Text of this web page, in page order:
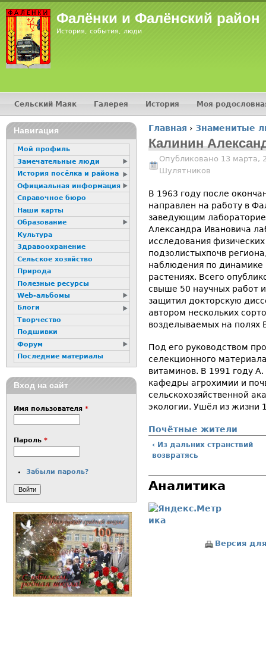
Фалёнки и Фалёнский район
История, события, люди
Вы здесь
Главная › Знаменитые
Калинин
Опубликовано 13 марта,
Шулятников
В 1963 году после
направлен на работу в
заведующим
Александра Ивановича
исследования
подзолистыхпочв
наблюдения по динамике
растениях. Всего
свыше 50 научных работ
защитил докторскую
автором нескольких
возделываемых на полях
Под его руководством
селекционного
витаминов. В 1991 году
кафедры агрохимии и
сельскохозяйственной
экологии. Ушёл из жизни
Почётные жители
‹ Из дальних странствий
возвратясь
Аналитика
Версия
Главное меню
Сельский Маяк Галерея История Моя
16+
Навигация
Мой профиль
Замечательные люди
История посёлка и района
Официальная информация
Справочное бюро
Наши карты
Образование
Культура
Здравоохранение
Сельское хозяйство
Природа
Полезные ресурсы
Web-альбомы
Блоги
Творчество
Подшивки
Форум
Последние материалы
Вход на сайт
Имя пользователя *
Пароль *
Забыли пароль?